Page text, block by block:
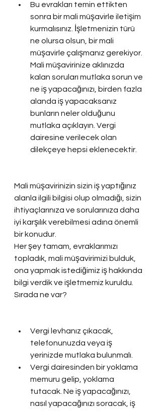
Bu evrakları temin ettikten
sonra bir mali müşavirle iletişim
kurmalısınız. İşletmenizin türü
ne olursa olsun, bir mali
müşavirle çalışmanız gerekiyor.
Mali müşavirinize aklınızda
kalan soruları mutlaka sorun ve
ne iş yapacağınızı, birden fazla
alanda iş yapacaksanız
bunların neler olduğunu
mutlaka açıklayın. Vergi
dairesine verilecek olan
dilekçeye hepsi eklenecektir.
Mali müşavirinizin sizin iş yaptığınız
alanla ilgili bilgisi olup olmadığı, sizin
ihtiyaçlarınıza ve sorularınıza daha
iyi karşılık verebilmesi adına önemli
bir konudur.
Her şey tamam, evraklarımızı
topladık, mali müşavirimizi bulduk,
ona yapmak istediğimiz iş hakkında
bilgi verdik ve işletmemiz kuruldu.
Sırada ne var?
Vergi levhanız çıkacak,
telefonunuzda veya iş
yerinizde mutlaka bulunmalı.
Vergi dairesinden bir yoklama
memuru gelip, yoklama
tutacak. Ne iş yapacağınızı,
nasıl yapacağınızı soracak, iş